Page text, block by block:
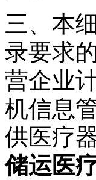
三、本
录要求
营企业
机信息
供医疗
储运医